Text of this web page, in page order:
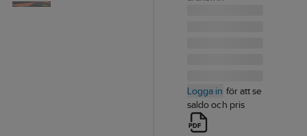
Logga in för att se
saldo och pris